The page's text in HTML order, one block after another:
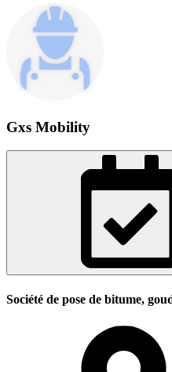
Gxs Mobility
Société de pose de bitume,